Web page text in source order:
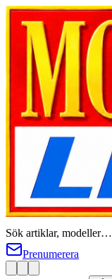
Sök artiklar, modeller…
Prenumerera